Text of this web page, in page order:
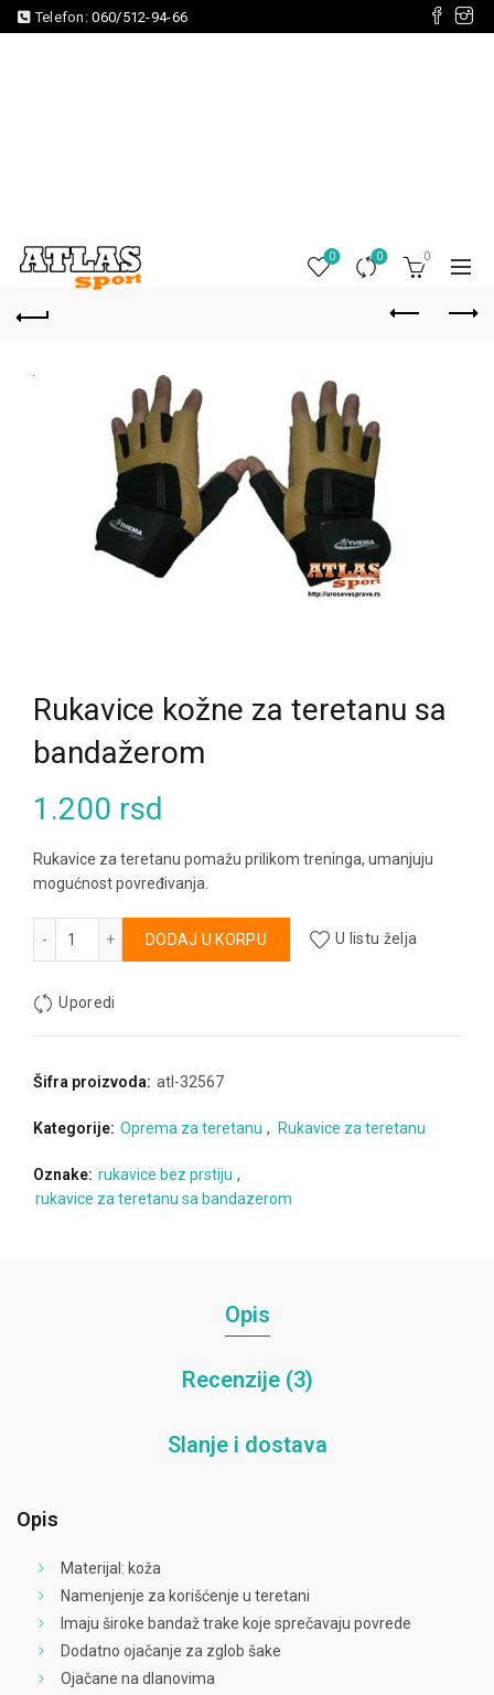
Telefon:060/512-94-66
0 0 0
Rukavice kožne za teretanu sa
bandažerom
1.200 rsd
Rukavice za teretanu pomažu prilikom treninga, umanjuju
mogućnost povređivanja.
Rukavice kožne za teretanu sa bandažerom količina
DODAJ U KORPU
Alternative:
U listu želja
Uporedi
Šifra proizvoda: atl-32567
Kategorije: Oprema za teretanu , Rukavice za teretanu
Oznake: rukavice bez prstiju ,
rukavice za teretanu sa bandazerom
Opis
Recenzije (3)
Slanje i dostava
Opis
Materijal: koža
Namenjenje za korišćenje u teretani
Imaju široke bandaž trake koje sprečavaju povrede
Dodatno ojačanje za zglob šake
Ojačane na dlanovima